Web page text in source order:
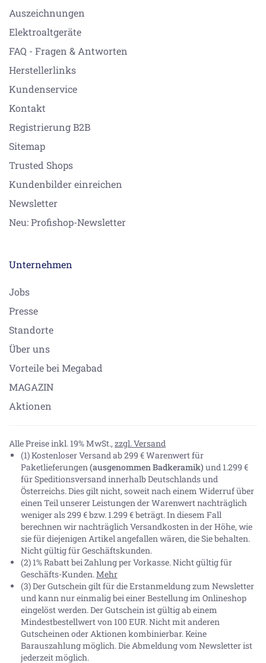
Auszeichnungen
Elektroaltgeräte
FAQ - Fragen & Antworten
Herstellerlinks
Kundenservice
Kontakt
Registrierung B2B
Sitemap
Trusted Shops
Kundenbilder einreichen
Newsletter
Neu: Profishop-Newsletter
Unternehmen
Jobs
Presse
Standorte
Über uns
Vorteile bei Megabad
MAGAZIN
Aktionen
Alle Preise inkl. 19% MwSt., zzgl. Versand
(1) Kostenloser Versand ab 299 € Warenwert für
Paketlieferungen(ausgenommen Badkeramik) und 1.299 €
für Speditionsversand innerhalb Deutschlands und
Österreichs. Dies gilt nicht, soweit nach einem Widerruf über
einen Teil unserer Leistungen der Warenwert nachträglich
weniger als 299 € bzw. 1.299 € beträgt. In diesem Fall
berechnen wir nachträglich Versandkosten in der Höhe, wie
sie für diejenigen Artikel angefallen wären, die Sie behalten.
Nicht gültig für Geschäftskunden.
(2) 1% Rabatt bei Zahlung per Vorkasse. Nicht gültig für
Geschäfts-Kunden.Mehr
(3) Der Gutschein gilt für die Erstanmeldung zum Newsletter
und kann nur einmalig bei einer Bestellung im Onlineshop
eingelöst werden. Der Gutschein ist gültig ab einem
Mindestbestellwert von 100 EUR. Nicht mit anderen
Gutscheinen oder Aktionen kombinierbar. Keine
Barauszahlung möglich. Die Abmeldung vom Newsletter ist
jederzeit möglich.